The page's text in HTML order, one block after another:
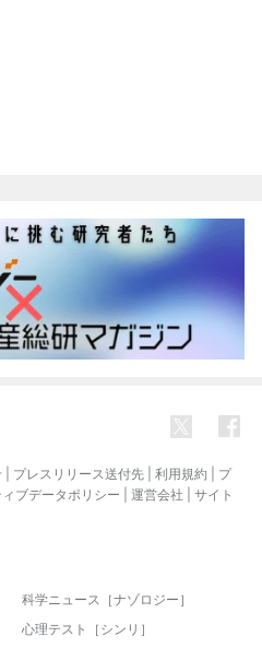
プレスリリース送付先 利用規約
プ
ブデータポリシー 運営会社
サイト
科学ニュース［ナゾロジー］
心理テスト［シンリ］